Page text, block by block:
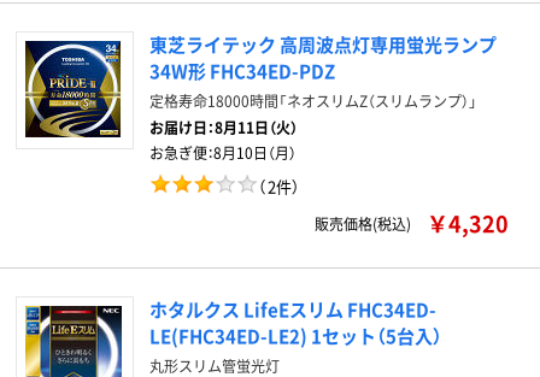
東芝ライテック 高周波点灯専用蛍光ランプ
34W形 FHC34ED-PDZ
定格寿命18000時間「ネオスリムZ（スリムランプ）」
お届け日：8月11日（火）
お急ぎ便：8月10日（月）
（2件）
販売価格(税込) ￥4,320
ホタルクス LifeEスリム FHC34ED-
LE(FHC34ED-LE2) 1セット（5台入）
丸形スリム管蛍光灯